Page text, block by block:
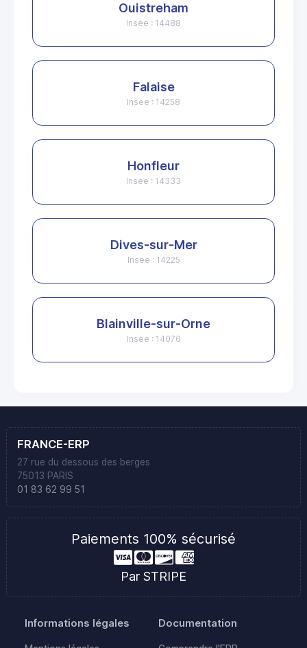
Ouistreham
Insee : 14488
Falaise
Insee : 14258
Honfleur
Insee : 14333
Dives-sur-Mer
Insee : 14225
Blainville-sur-Orne
Insee : 14076
FRANCE-ERP
27 rue du dessous des berges
75013 PARIS
01 83 62 99 51
Paiements 100% sécurisé
Par STRIPE
Informations légales Documentation